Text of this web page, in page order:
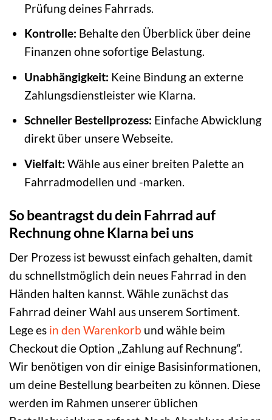
Prüfung deines Fahrrads.
Kontrolle: Behalte den Überblick über deine
Finanzen ohne sofortige Belastung.
Unabhängigkeit: Keine Bindung an externe
Zahlungsdienstleister wie Klarna.
Schneller Bestellprozess: Einfache Abwicklung
direkt über unsere Webseite.
Vielfalt: Wähle aus einer breiten Palette an
Fahrradmodellen und -marken.
So beantragst du dein Fahrrad auf
Rechnung ohne Klarna bei uns
Der Prozess ist bewusst einfach gehalten, damit
du schnellstmöglich dein neues Fahrrad in den
Händen halten kannst. Wähle zunächst das
Fahrrad deiner Wahl aus unserem Sortiment.
Lege es in den Warenkorb und wähle beim
Checkout die Option „Zahlung auf Rechnung“.
Wir benötigen von dir einige Basisinformationen,
um deine Bestellung bearbeiten zu können. Diese
werden im Rahmen unserer üblichen